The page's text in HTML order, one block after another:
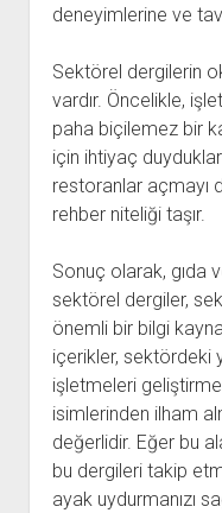
deneyimlerine ve
Sektörel dergilerin
vardır. Öncelikle,
paha biçilemez bir
için ihtiyaç
restoranlar açmayı
rehber niteliği taşır.
Sonuç olarak, gıda
sektörel dergiler,
önemli bir bilgi
içerikler, sektördeki
işletmeleri
isimlerinden ilham
değerlidir. Eğer bu
bu dergileri takip
ayak uydurmanızı